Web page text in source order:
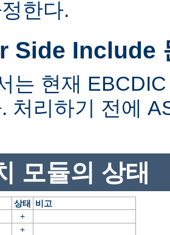
한다.
Side Include
는 현재
처리하기 전에
모듈의 상태
상태
비고
+
+